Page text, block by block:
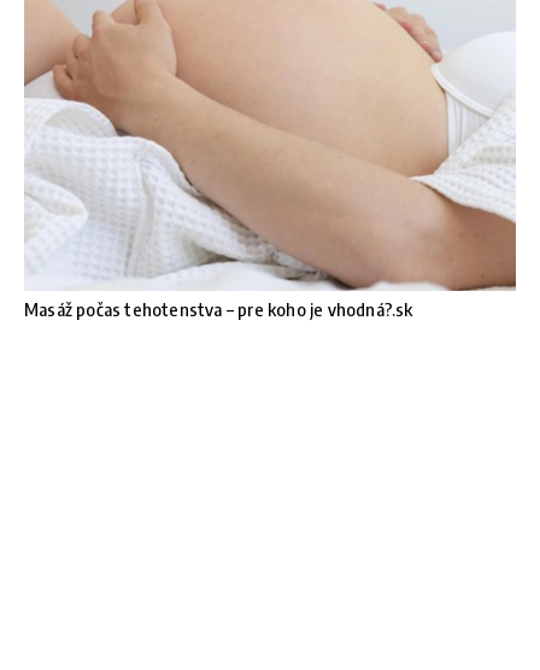
Masáž počas tehotenstva – pre koho je vhodná?.sk